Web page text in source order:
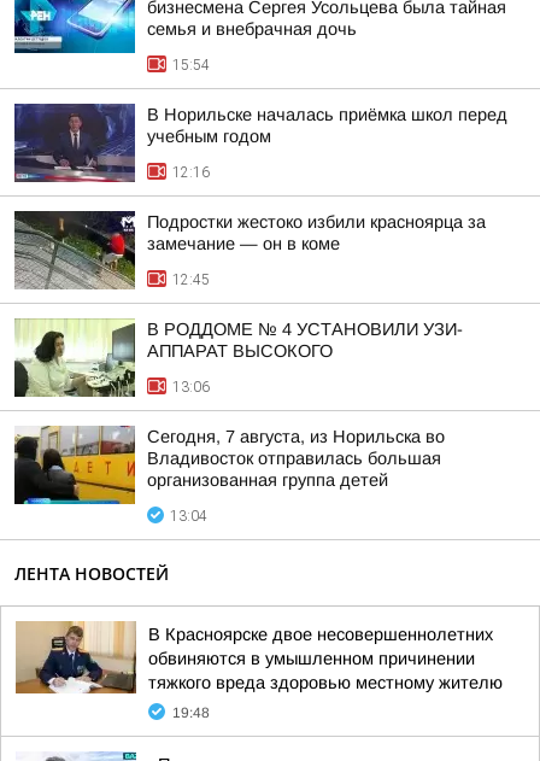
бизнесмена Сергея Усольцева была тайная
семья и внебрачная дочь
15:54
В Норильске началась приёмка школ перед
учебным годом
12:16
Подростки жестоко избили красноярца за
замечание — он в коме
12:45
В РОДДОМЕ № 4 УСТАНОВИЛИ УЗИ-
АППАРАТ ВЫСОКОГО
13:06
Сегодня, 7 августа, из Норильска во
Владивосток отправилась большая
организованная группа детей
13:04
ЛЕНТА НОВОСТЕЙ
В Красноярске двое несовершеннолетних
обвиняются в умышленном причинении
тяжкого вреда здоровью местному жителю
19:48